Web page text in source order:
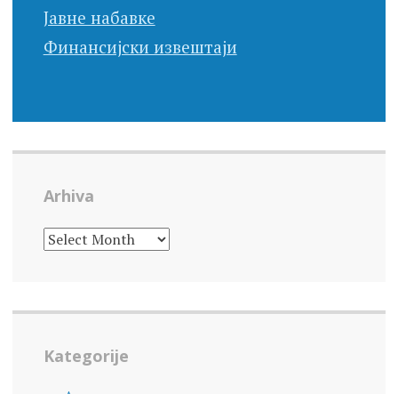
Јавне набавке
Финансијски извештаји
Arhiva
ARHIVA
Kategorije